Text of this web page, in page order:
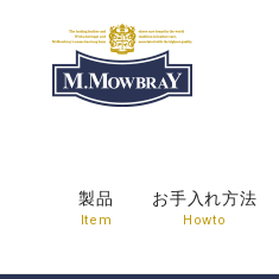
製品
Item
お手入れ方法
Howto